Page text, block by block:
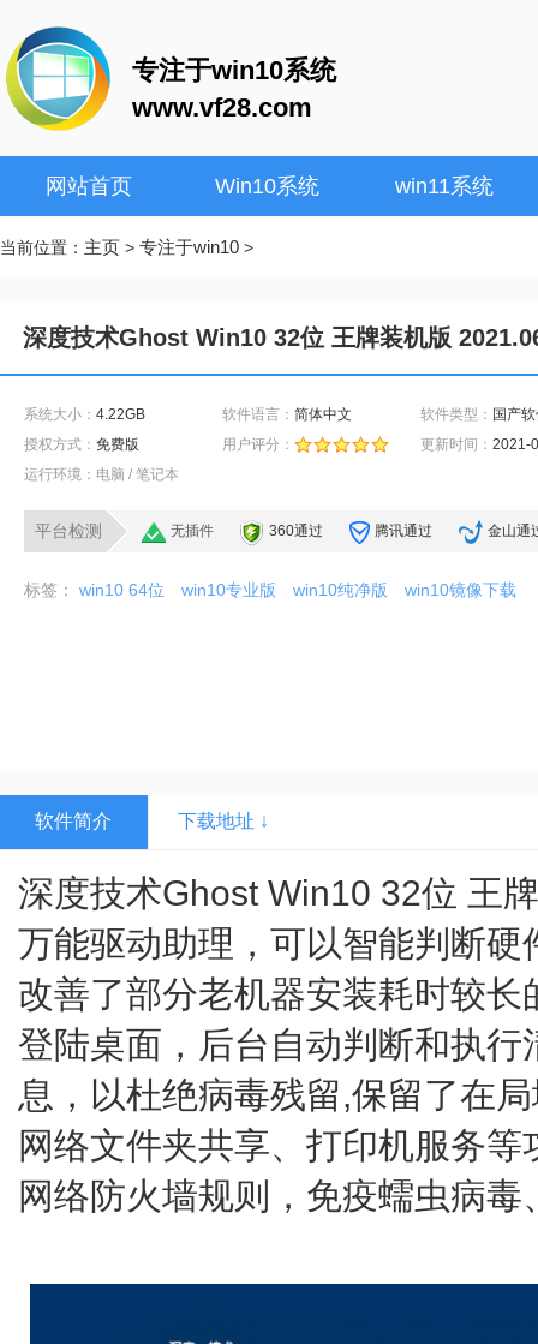
专注于win10系统
www.vf28.com
网站首页 Win10系统 win11系统
当前位置： 主页 > 专注于win10 >
深度技术Ghost Win10 32位 王牌装机版
系统大小： 4.22GB 软件语言： 简体中文 软件类型： 国产
授权方式： 免费版 用户评分： 更新时间： 2021-
运行环境：电脑 / 笔记本
平台检测 无插件 360通过 腾讯通过 金山通
标签： win10 64位 win10专业版 win10纯净版 win10镜像下载
软件简介 下载地址 ↓
深度技术Ghost Win10 32位 王
万能驱动助理，可以智能判断
改善了部分老机器安装耗时较
登陆桌面，后台自动判断和执
息，以杜绝病毒残留,保留了在
网络文件夹共享、打印机服务
网络防火墙规则，免疫蠕虫病毒